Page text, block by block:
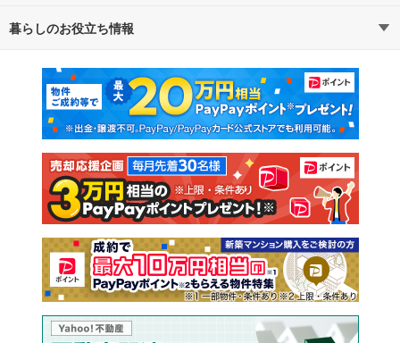
不動産・住宅
新築マンション 中古マンション
新築一戸建て 中古一戸建て
注文住宅 土地
売却査定
暮らしのお役立ち情報
マンションカタログ 教えて！住まいの先生